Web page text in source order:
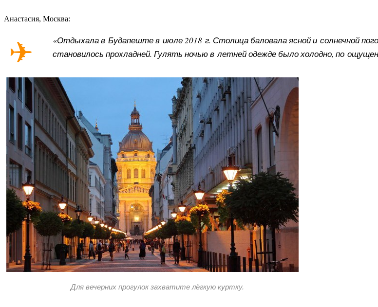
Анастасия, Москва:
«Отдыхала в Будапеште в июле 2018 г. Столица баловала ясной и солнечной
становилось прохладней. Гулять ночью в летней одежде было холодно, по
Для вечерних прогулок захватите лёгкую куртку.